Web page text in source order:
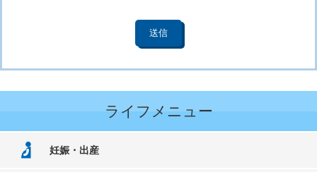
ライフメニュー
妊娠・出産